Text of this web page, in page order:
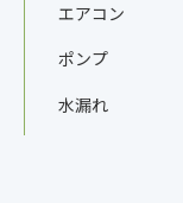
エアコン
ポンプ
水漏れ